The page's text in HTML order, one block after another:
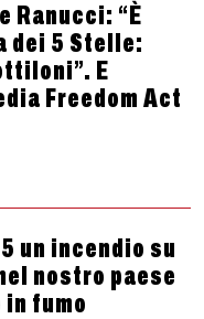
Ranucci: “È
dei 5 Stelle:
E
Freedom Act
un incendio su
nostro paese
fumo